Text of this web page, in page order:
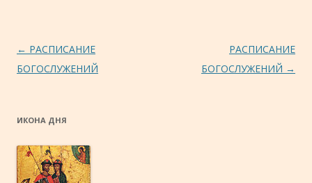
Навигация по записям
← РАСПИСАНИЕ
БОГОСЛУЖЕНИЙ
РАСПИСАНИЕ
БОГОСЛУЖЕНИЙ →
ИКОНА ДНЯ